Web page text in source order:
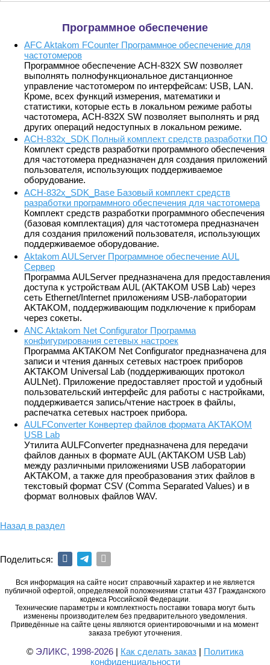
Программное обеспечение
AFC Aktakom FCounter Программное обеспечение для
частотомеров
Программное обеспечение АСН-832X SW позволяет
выполнять полнофункциональное дистанционное
управление частотомером по интерфейсам: USB, LAN.
Кроме, всех функций измерения, математики и
статистики, которые есть в локальном режиме работы
частотомера, АСН-832X SW позволяет выполнять и ряд
других операций недоступных в локальном режиме.
ACH-832х_SDK Полный комплект средств разработки ПО
Комплект средств разработки программного обеспечения
для частотомера предназначен для создания приложений
пользователя, использующих поддерживаемое
оборудование.
ACH-832х_SDK_Base Базовый комплект средств
разработки программного обеспечения для частотомера
Комплект средств разработки программного обеспечения
(базовая комплектация) для частотомера предназначен
для создания приложений пользователя, использующих
поддерживаемое оборудование.
Aktakom AULServer Программное обеспечение AUL
Сервер
Программа AULServer предназначена для предоставления
доступа к устройствам AUL (AKTAKOM USB Lab) через
сеть Ethernet/Internet приложениям USB-лаборатории
AKTAKOM, поддерживающим подключение к приборам
через сокеты.
ANC Aktakom Net Configurator Программа
конфигурирования сетевых настроек
Программа AKTAKOM Net Configurator предназначена для
записи и чтения данных сетевых настроек приборов
AKTAKOM Universal Lab (поддерживающих протокол
AULNet). Приложение предоставляет простой и удобный
пользовательский интерфейс для работы с настройками,
поддерживается запись/чтение настроек в файлы,
распечатка сетевых настроек прибора.
AULFConverter Конвертер файлов формата AKTAKOM
USB Lab
Утилита AULFConverter предназначена для передачи
файлов данных в формате AUL (AKTAKOM USB Lab)
между различными приложениями USB лаборатории
AKTAKOM, а также для преобразования этих файлов в
текстовый формат CSV (Comma Separated Values) и в
формат волновых файлов WAV.
Назад в раздел
Поделиться:
Вся информация на сайте носит справочный характер и не является
публичной офертой, определяемой положениями статьи 437 Гражданского
кодекса Российской Федерации.
Технические параметры и комплектность поставки товара могут быть
изменены производителем без предварительного уведомления.
Приведённые на сайте цены являются ориентировочными и на момент
заказа требуют уточнения.
© ЭЛИКС, 1998-2026 | Как сделать заказ | Политика
конфиденциальности